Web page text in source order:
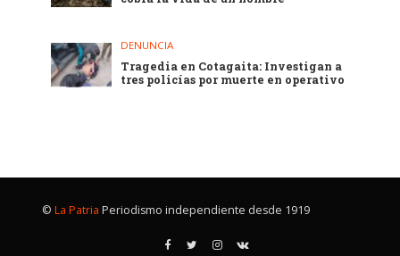
DENUNCIA
Tragedia en Cotagaita: Investigan a
tres policías por muerte en operativo
© La Patria Periodismo independiente desde 1919